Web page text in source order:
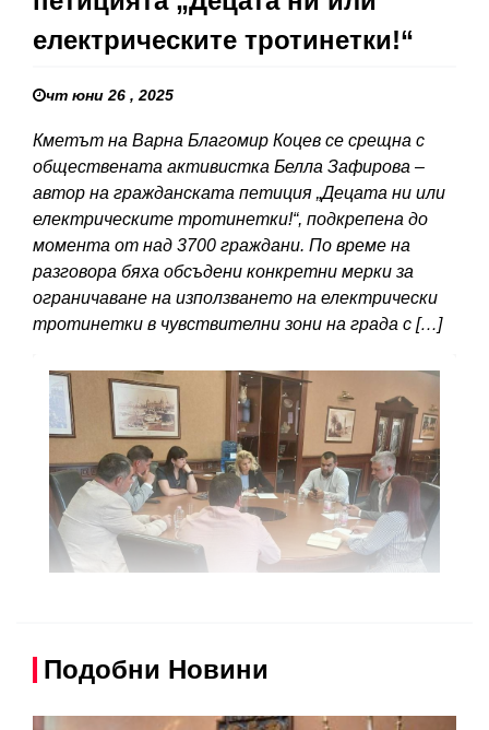
електрическите тротинетки!“
чт юни 26 , 2025
Кметът на Варна Благомир Коцев се срещна с
обществената активистка Белла Зафирова –
автор на гражданската петиция „Децата ни или
електрическите тротинетки!“, подкрепена до
момента от над 3700 граждани. По време на
разговора бяха обсъдени конкретни мерки за
ограничаване на използването на електрически
тротинетки в чувствителни зони на града с […]
Подобни Новини